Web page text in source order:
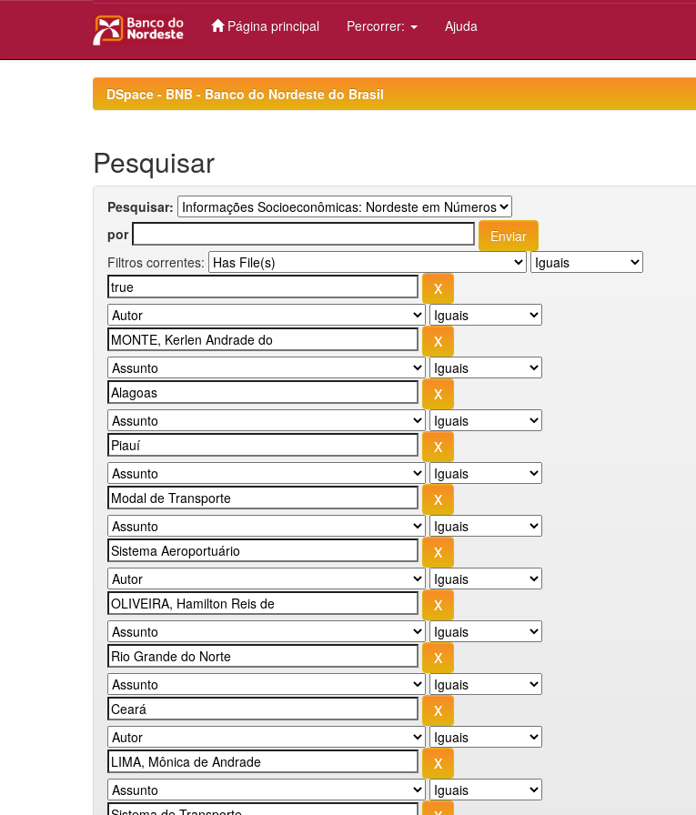
Página principal Percorrer: Ajuda
DSpace - BNB - Banco do Nordeste do Brasil
Pesquisar
Pesquisar:
por
Filtros correntes: